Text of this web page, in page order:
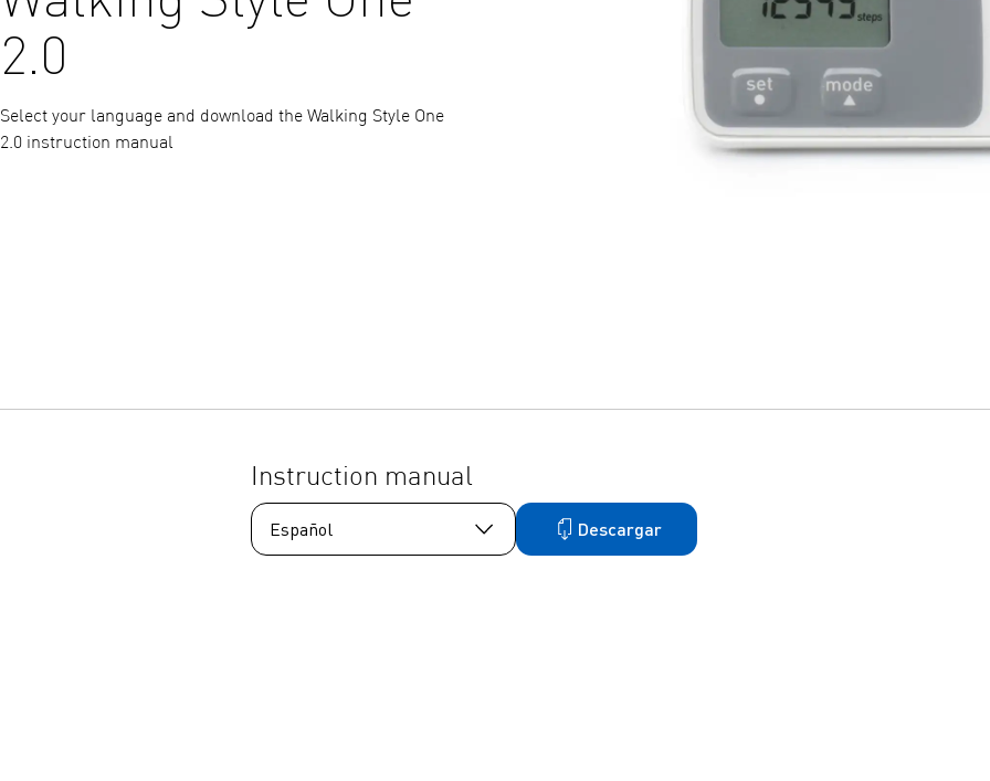
2.0
Select your language and download the Walking Style One
2.0 instruction manual
Instruction manual
Descargar